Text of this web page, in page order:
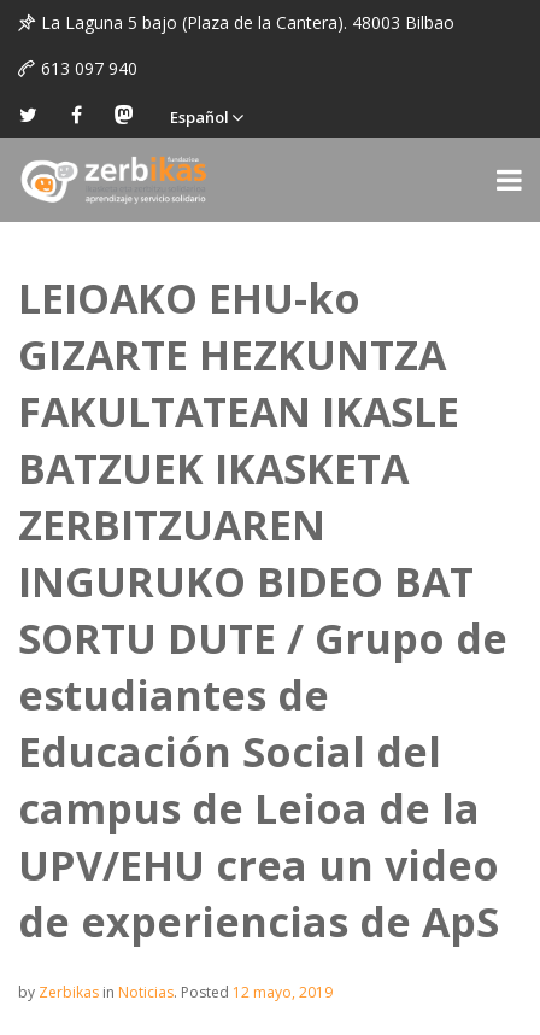
La Laguna 5 bajo (Plaza de la Cantera). 48003 Bilbao
613 097 940
Español
LEIOAKO EHU-ko
GIZARTE HEZKUNTZA
FAKULTATEAN IKASLE
BATZUEK IKASKETA
ZERBITZUAREN
INGURUKO BIDEO BAT
SORTU DUTE / Grupo de
estudiantes de
Educación Social del
campus de Leioa de la
UPV/EHU crea un video
de experiencias de ApS
by Zerbikas in Noticias. Posted 12 mayo, 2019